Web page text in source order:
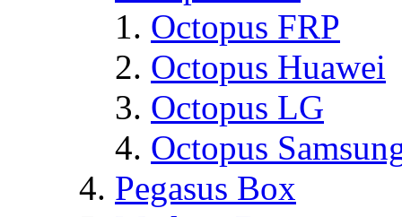
Octopus FRP
Octopus Huawei
Octopus LG
Octopus
Pegasus Box